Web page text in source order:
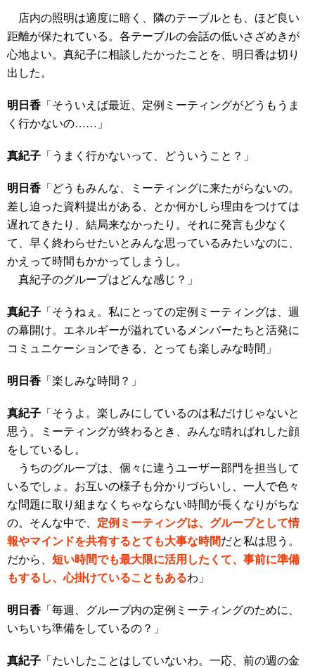
店内の照明は適度に暗く、隣のテーブルとも、ほど良い
距離が保たれている。各テーブルの会話の低いさざめきが
心地よい。真紀子に相談したかったことを、明日香は切り
出した。
明日香 「そういえば最近、定例ミーティングがどうもうま
く行かないの……」
真紀子 「うまく行かないって、どういうこと？」
明日香 「どうもみんな、ミーティングに来たがらないの。
差し迫った資料提出がある、とか何かしら理由をつけては
遅れてきたり、結局来なかったり。それに発言も少なく
て、早く終わらせたいとみんな思っているみたいなのに、
かえって時間もかかってしまうし。
真紀子のグループはどんな感じ？」
真紀子 「そうねぇ。私にとっての定例ミーティングは、週
の幕開け。エネルギーが溢れているメンバーたちと活発に
コミュニケーションできる、とっても楽しみな時間」
明日香 「楽しみな時間？」
真紀子 「そうよ。楽しみにしているのは私だけじゃないと
思う。ミーティングが終わるとき、みんな晴ればれした顔
をしているし。
うちのグループは、個々に違うユーザー部門を担当して
いるでしょ。お互いの様子も分かりづらいし、一人で色々
な問題に取り組まなくちゃならない時間が長くなりがちな
の。そんな中で、 定例ミーティングは、グループとして情
報やマインドを共有するとても大事な時間だと私は思う。
だから、 短い時間でも最大限に活用したくて、事前に準備
もするし、心掛けていることもあるわ」
明日香 「毎週、グループ内の定例ミーティングのために、
いちいち準備をしているの？」
真紀子 「たいしたことはしていないわ。一応、前の週の金